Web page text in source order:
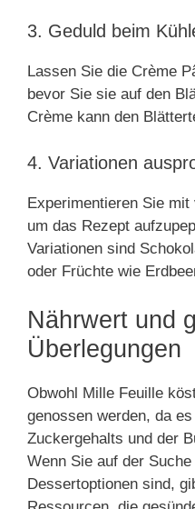
3. Geduld beim
Lassen Sie die Crème
bevor Sie sie auf den
Crème kann den
4. Variationen
Experimentieren Sie
um das Rezept
Variationen sind
oder Früchte wie
Nährwert und
Überlegungen
Obwohl Mille Feuille
genossen werden, da
Zuckergehalts und der
Wenn Sie auf der
Dessertoptionen sind,